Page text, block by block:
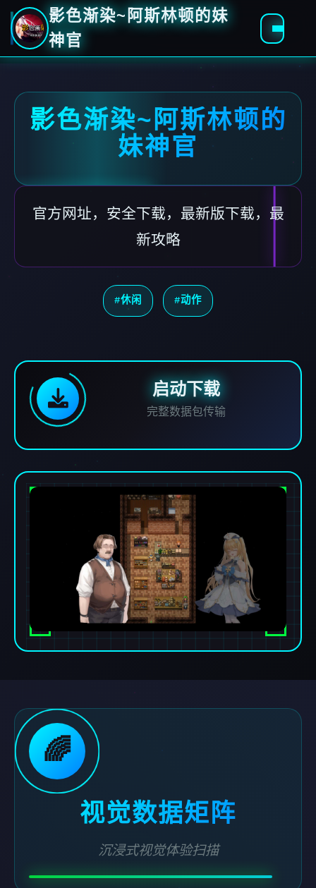
影色渐染~阿斯林顿的妹
神官
影色渐染~阿斯林顿的
妹神官
官方网址，安全下载，最新版下载，最
新攻略
#休闲 #动作
启动下载
完整数据包传输
🌈
视觉数据矩阵
沉浸式视觉体验扫描